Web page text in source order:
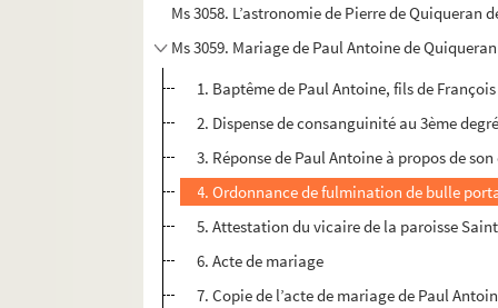
Ms 3058. L’astronomie de Pierre de Quiqueran
Ms 3059. Mariage de Paul Antoine de
1. Baptême de Paul Antoine, fils de
2. Dispense de consanguinité au 3ème
3. Réponse de Paul Antoine à propos de
4. Ordonnance de fulmination de bulle
5. Attestation du vicaire de la paroisse
6. Acte de mariage
7. Copie de l’acte de mariage de Paul